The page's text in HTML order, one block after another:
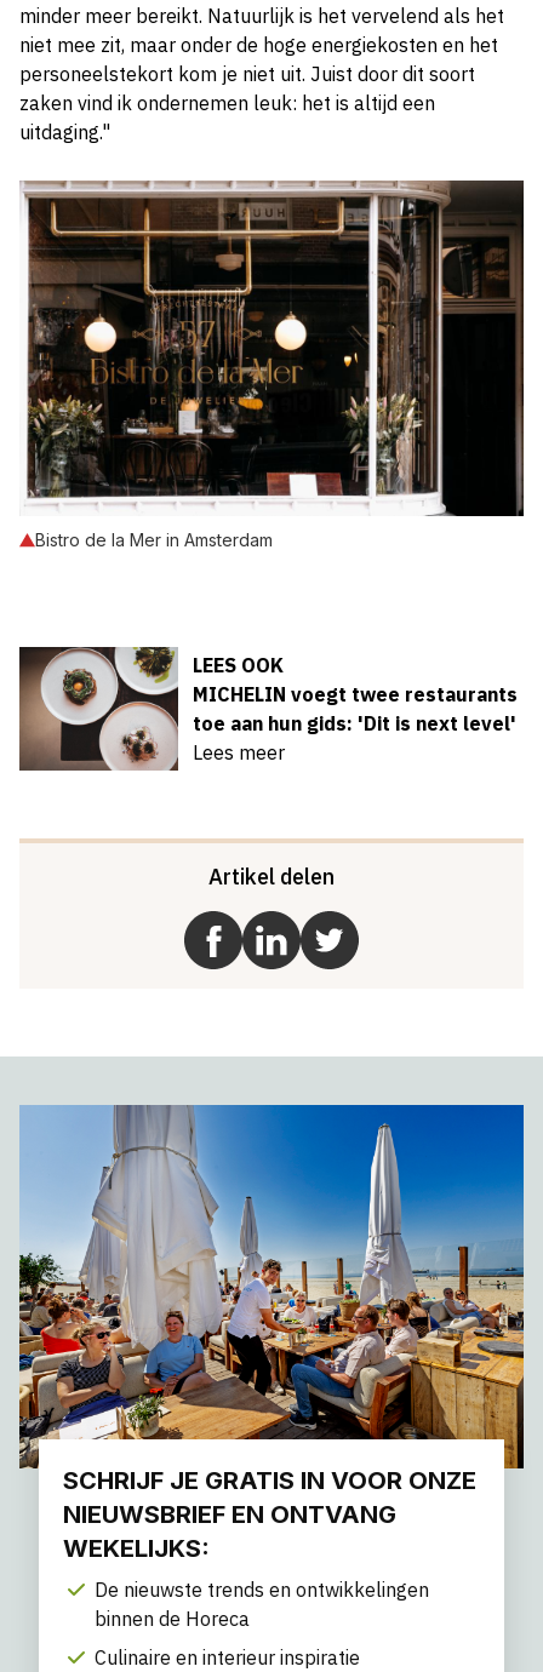
minder meer bereikt. Natuurlijk is het vervelend als het
niet mee zit, maar onder de hoge energiekosten en het
personeelstekort kom je niet uit. Juist door dit soort
zaken vind ik ondernemen leuk: het is altijd een
uitdaging."
Bistro de la Mer in Amsterdam
LEES OOK
MICHELIN voegt twee restaurants
toe aan hun gids: 'Dit is next level'
Lees meer
Artikel delen
SCHRIJF JE GRATIS IN VOOR ONZE
NIEUWSBRIEF EN ONTVANG
WEKELIJKS:
De nieuwste trends en ontwikkelingen
binnen de Horeca
Culinaire en interieur inspiratie